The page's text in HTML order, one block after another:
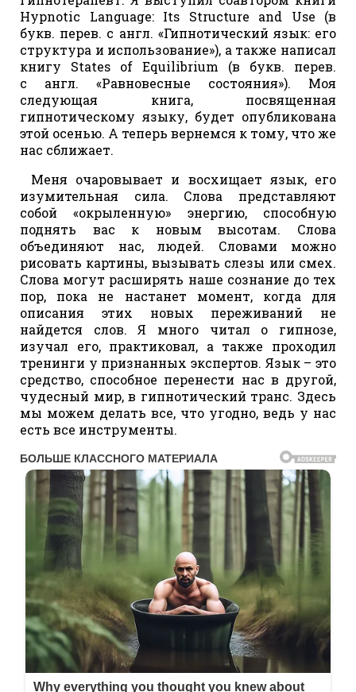
Hypnotic Language: Its Structure and Use (в
букв. перев. с англ. «Гипнотический язык: его
структура и использование»), а также написал
книгу States of Equilibrium (в букв. перев.
с англ. «Равновесные состояния»). Моя
следующая книга, посвященная
гипнотическому языку, будет опубликована
этой осенью. А теперь вернемся к тому, что же
нас сближает.
Меня очаровывает и восхищает язык, его
изумительная сила. Слова представляют
собой «окрыленную» энергию, способную
поднять вас к новым высотам. Слова
объединяют нас, людей. Словами можно
рисовать картины, вызывать слезы или смех.
Слова могут расширять наше сознание до тех
пор, пока не настанет момент, когда для
описания этих новых переживаний не
найдется слов. Я много читал о гипнозе,
изучал его, практиковал, а также проходил
тренинги у признанных экспертов. Язык – это
средство, способное перенести нас в другой,
чудесный мир, в гипнотический транс. Здесь
мы можем делать все, что угодно, ведь у нас
есть все инструменты.